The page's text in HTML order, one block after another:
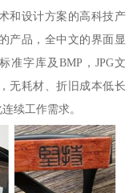
和设计方案的高科技产
产品，全中文的界面显
准字库及BMP，JPG文
无耗材、折旧成本低长
续工作需求。